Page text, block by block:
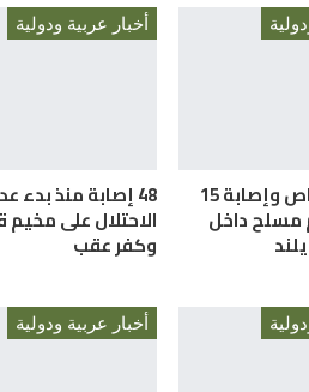
مقتل 7 أشخاص وإصابة 15
مسلح داخل
أخبار عربية ودولية
48 إصابة منذ بدء
الاحتلال على مخيم
وكفر عقب
أخبار عربية ودولية